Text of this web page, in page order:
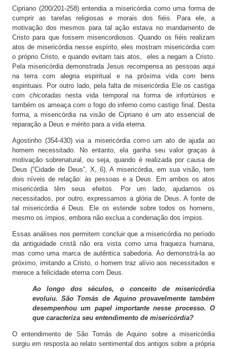
Cipriano (200/201-258) entendia a misericórdia como uma forma de
cumprir as tarefas religiosas e morais dos fiéis. Para ele, a
motivação dos mesmos para tal ação estava no mandamento de
Cristo para que fossem misericordiosos. Quando os fiéis realizam
atos de misericórdia nesse espírito, eles mostram misericórdia com
o próprio Cristo, e quando evitam tais atos, eles a negam a Cristo.
Pela misericórdia demonstrada Jesus recompensa as pessoas aqui
na terra com alegria espiritual e na próxima vida com bens
espirituais. Por outro lado, pela falta de misericórdia Ele os castiga
com chicotadasnesta vida temporal na forma de infortúnios e
também os ameaça com o fogo do inferno como castigo final. Desta
forma, a misericórdia na visão de Cipriano é um ato essencial de
reparação a Deus e mérito para a vida eterna.
Agostinho (354-430) via a misericórdia como um ato de ajuda ao
homem necessitado. No entanto, ela ganha seu valor graças à
motivação sobrenatural, ou seja, quando é realizada por causa de
Deus (“Cidade de Deus”, X, 6). A misericórdia, em sua visão, tem
dois níveis de relação: às pessoas e a Deus. Em ambos os atos
misericórdia têm seus efeitos. Por um lado, ajudamos os
necessitados, por outro, expressamos a glória de Deus. A fonte de
tal misericórdia é Deus. Ele os estende sobre todos os homens,
mesmo os ímpios, embora não exclua a condenação dos ímpios.
Essas análises nos permitem concluir que a misericórdia no período
da antiguidade cristã não era vista como uma fraqueza humana,
mas como uma marca de autêntica sabedoria. Ao demonstrá-la ao
próximo, imitando a Cristo, o homem traz alívio aos necessitados e
merece a felicidade eterna com Deus.
Ao longo dos séculos, o conceito de misericórdia
evoluiu. São Tomás de Aquino provavelmente também
desempenhou um papel importante nesse processo. O
que caracteriza seu entendimento de misericórdia?
O entendimento de São Tomás de Aquino sobre a misericórdia
surgiu em resposta ao relato sentimental dos antigos sobre a própria